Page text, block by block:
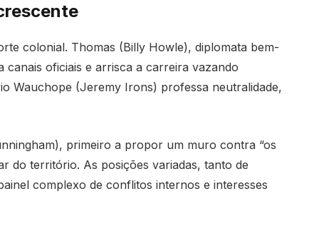
colonial. Thomas (Billy Howle), diplomata bem-
oficiais e arrisca a carreira vazando
Wauchope (Jeremy Irons) professa neutralidade,
primeiro a propor um muro contra “os
do território. As posições variadas, tanto de
complexo de conflitos internos e interesses